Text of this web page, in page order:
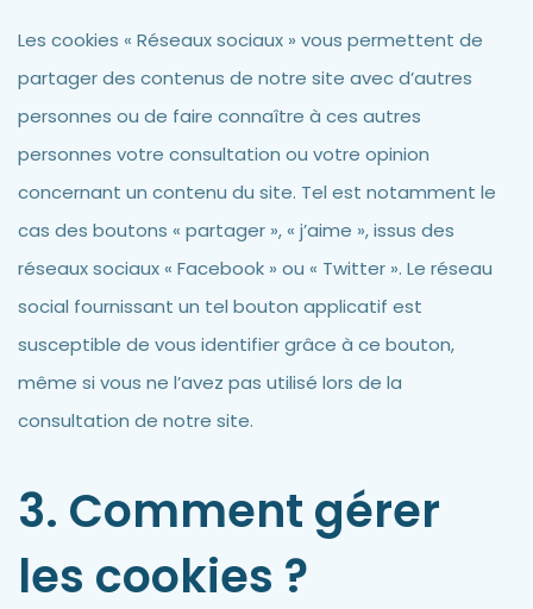
Les cookies « Réseaux sociaux » vous permettent de
partager des contenus de notre site avec d’autres
personnes ou de faire connaître à ces autres
personnes votre consultation ou votre opinion
concernant un contenu du site. Tel est notamment le
cas des boutons « partager », « j’aime », issus des
réseaux sociaux « Facebook » ou « Twitter ». Le réseau
social fournissant un tel bouton applicatif est
susceptible de vous identifier grâce à ce bouton,
même si vous ne l’avez pas utilisé lors de la
consultation de notre site.
3. Comment gérer
les cookies ?